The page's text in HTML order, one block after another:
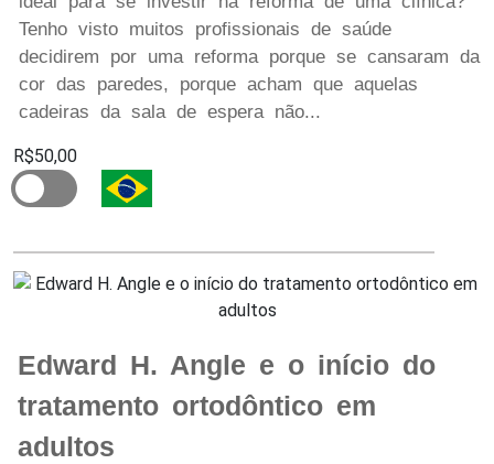
Tenho visto muitos profissionais de saúde
decidirem por uma reforma porque se cansaram da
cor das paredes, porque acham que aquelas
cadeiras da sala de espera não...
R$50,00
Edward H. Angle e o início do
tratamento ortodôntico em
adultos